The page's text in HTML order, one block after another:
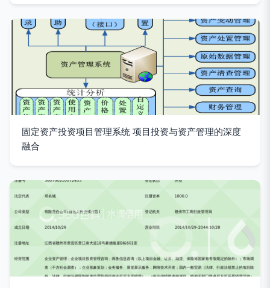
固定资产投资项目管理系统 项目投资与资产管理的深度
融合